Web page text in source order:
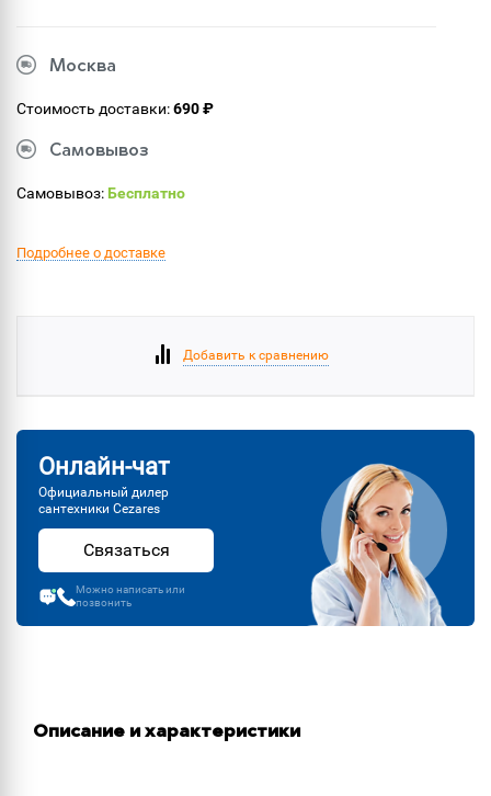
Москва
Стоимость доставки:690 ₽
Самовывоз
Самовывоз:Бесплатно
Подробнее о доставке
Добавить к сравнению
Онлайн-чат
Официальный дилер
сантехники Cezares
Связаться
Можно написать или
позвонить
Описание и характеристики